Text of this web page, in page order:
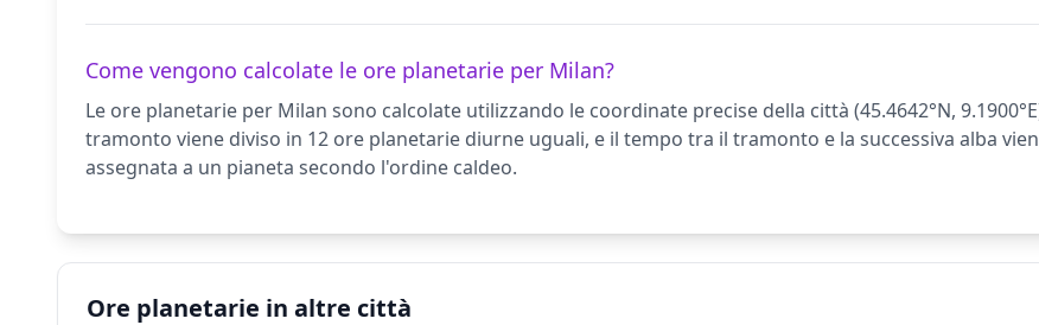
Come vengono calcolate le ore planetarie per Milan?
Le ore planetarie per Milan sono calcolate utilizzando le coordinate precise della città (45.4642°N,
tramonto viene diviso in 12 ore planetarie diurne uguali, e il tempo tra il tramonto e la successiva alba
assegnata a un pianeta secondo l'ordine caldeo.
Ore planetarie in altre città